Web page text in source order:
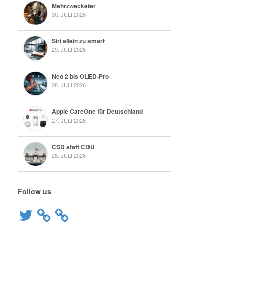
Mehrzweckeier
30. JULI 2026
Siri allein zu smart
29. JULI 2026
Neo 2 bis OLED-Pro
28. JULI 2026
Apple CareOne für Deutschland
27. JULI 2026
CSD statt CDU
26. JULI 2026
Follow us
Twitter